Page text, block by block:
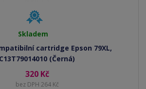
Skladem
cartridge Epson 79XL,
C13T79014010 (Černá)
320 Kč
bez DPH 264 Kč